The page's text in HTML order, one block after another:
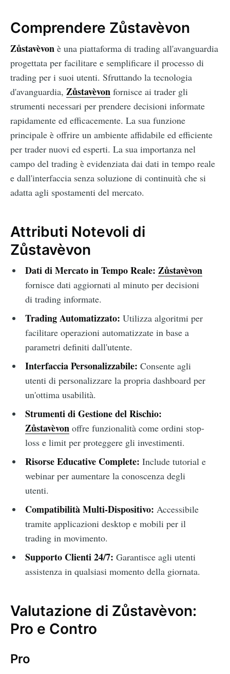
Comprendere Zůstavèvon
Zůstavèvon è una piattaforma di trading all'avanguardia
progettata per facilitare e semplificare il processo di
trading per i suoi utenti. Sfruttando la tecnologia
d'avanguardia, Zůstavèvon fornisce ai trader gli
strumenti necessari per prendere decisioni informate
rapidamente ed efficacemente. La sua funzione
principale è offrire un ambiente affidabile ed efficiente
per trader nuovi ed esperti. La sua importanza nel
campo del trading è evidenziata dai dati in tempo reale
e dall'interfaccia senza soluzione di continuità che si
adatta agli spostamenti del mercato.
Attributi Notevoli di
Zůstavèvon
Dati di Mercato in Tempo Reale: Zůstavèvon
fornisce dati aggiornati al minuto per decisioni
di trading informate.
Trading Automatizzato: Utilizza algoritmi per
facilitare operazioni automatizzate in base a
parametri definiti dall'utente.
Interfaccia Personalizzabile: Consente agli
utenti di personalizzare la propria dashboard per
un'ottima usabilità.
Strumenti di Gestione del Rischio:
Zůstavèvonoffre funzionalità come ordini stop-
loss e limit per proteggere gli investimenti.
Risorse Educative Complete: Include tutorial e
webinar per aumentare la conoscenza degli
utenti.
Compatibilità Multi-Dispositivo: Accessibile
tramite applicazioni desktop e mobili per il
trading in movimento.
Supporto Clienti 24/7: Garantisce agli utenti
assistenza in qualsiasi momento della giornata.
Valutazione di Zůstavèvon:
Pro e Contro
Pro